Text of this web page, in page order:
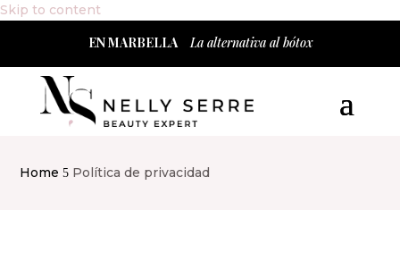
Skip to contentEN MARBELLA
La alternativa al bótox
Home 5 Política de privacidad